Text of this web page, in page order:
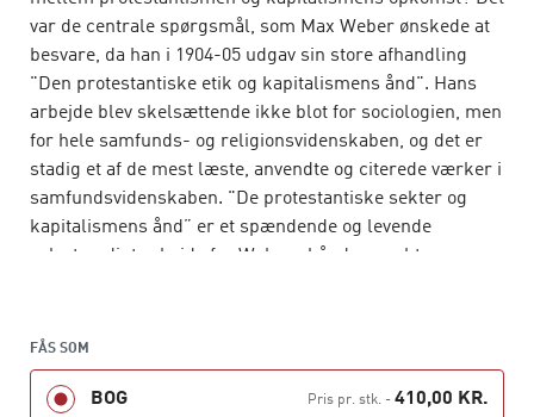
var de centrale spørgsmål, som Max Weber ønskede at
besvare, da han i 1904-05 udgav sin store afhandling
"Den protestantiske etik og kapitalismens ånd". Hans
arbejde blev skelsættende ikke blot for sociologien, men
for hele samfunds- og religionsvidenskaben, og det er
stadig et af de mest læste, anvendte og citerede værker i
samfundsvidenskaben. "De protestantiske sekter og
kapitalismens ånd” er et spændende og levende
selvstændigt arbejde fra Webers hånd om sekternes
samfundsstruktur og religiøse ideers indflydelse.
FÅS SOM
BOG Pris pr. stk.- 410,00 KR.